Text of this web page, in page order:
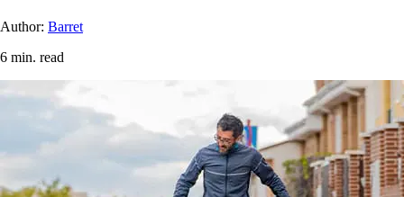
Author: Barret
6 min. read